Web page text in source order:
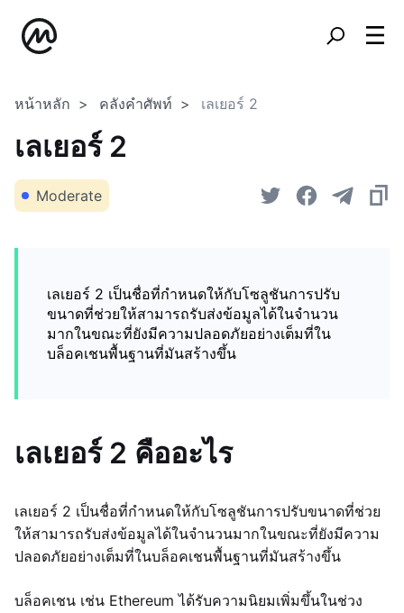
หน้าหลัก คลังคำศัพท์ เลเยอร์ 2
เลเยอร์ 2
Moderate
เลเยอร์ 2 เป็นชื่อที่กำหนดให้กับโซลูชันการปรับ
ขนาดที่ช่วยให้สามารถรับส่งข้อมูลได้ในจำนวน
มากในขณะที่ยังมีความปลอดภัยอย่างเต็มที่ใน
บล็อคเชนพื้นฐานที่มันสร้างขึ้น
เลเยอร์ 2 คืออะไร
เลเยอร์ 2 เป็นชื่อที่กำหนดให้กับโซลูชันการปรับขนาดที่ช่วย
ให้สามารถรับส่งข้อมูลได้ในจำนวนมากในขณะที่ยังมีความ
ปลอดภัยอย่างเต็มที่ในบล็อคเชนพื้นฐานที่มันสร้างขึ้น
บล็อคเชน เช่น Ethereum ได้รับความนิยมเพิ่มขึ้นในช่วง